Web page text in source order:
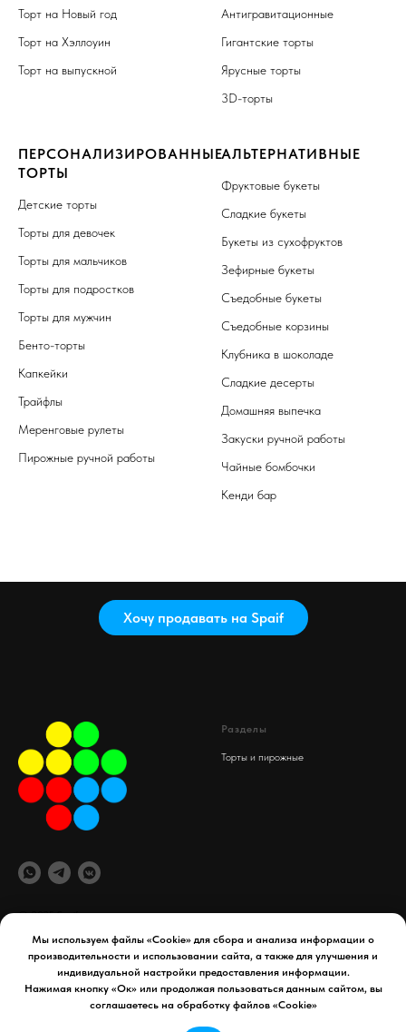
Мы используем файлы «Cookie» для сбора и анализа информации о
производительности и использовании сайта, а также для улучшения и
индивидуальной настройки предоставления информации.
Нажимая кнопку «Ок» или продолжая пользоваться данным сайтом, вы
соглашаетесь на обработку файлов «Cookie»
Торт на Новый год
Торт на Хэллоуин
Торт на выпускной
Антигравитационные
Гигантские торты
Ярусные торты
3D-торты
ПЕРСОНАЛИЗИРОВАННЫЕ
ТОРТЫ
Детские торты
Торты для девочек
Торты для мальчиков
Торты для подростков
Торты для мужчин
Бенто-торты
Капкейки
Трайфлы
Меренговые рулеты
Пирожные ручной работы
АЛЬТЕРНАТИВНЫЕ
Фруктовые букеты
Сладкие букеты
Букеты из сухофруктов
Зефирные букеты
Съедобные букеты
Съедобные корзины
Клубника в шоколаде
Сладкие десерты
Домашняя выпечка
Закуски ручной работы
Чайные бомбочки
Кенди бар
Хочу продавать на Spaif
© 2025 Spaif
Разделы
Торты и пирожные
офис компании
maydex.store@gmail.com
Уфа, 50 лет СССР д. 34
Документы
Реквизиты компании
Политика конфиденциальности